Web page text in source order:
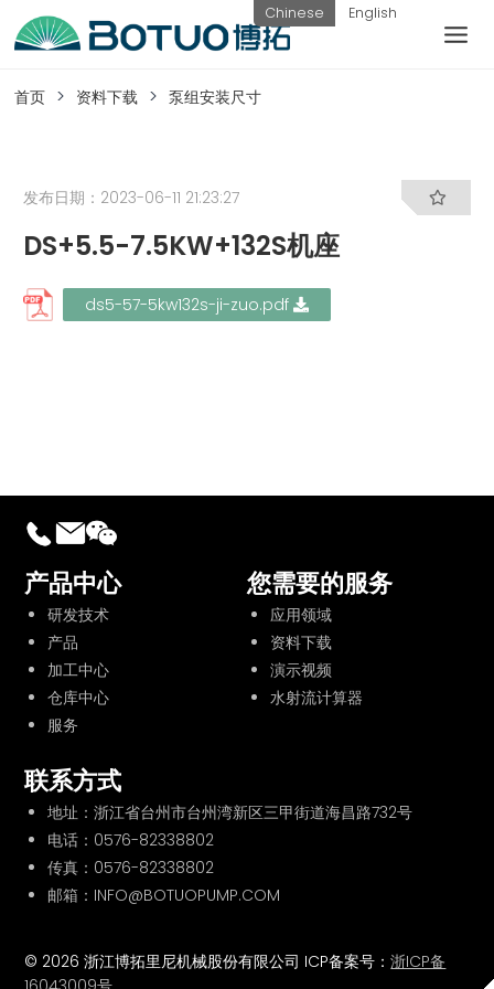
工作日热线
电话：
0576-
提交询
价
首页 资料下载 泵组安装尺寸
发布日期：2023-06-11 21:23:27
DS+5.5-7.5KW+132S机座
ds5-57-5kw132s-ji-zuo.pdf
产品中心
研发技术
产品
加工中心
仓库中心
服务
您需要的服务
应用领域
资料下载
演示视频
水射流计算器
联系方式
地址：浙江省台州市台州湾新区三甲街道海昌路732号
电话： 0576-82338802
传真：0576-82338802
邮箱：INFO@BOTUOPUMP.COM
© 2026 浙江博拓里尼机械股份有限公司 ICP备案号：浙ICP备
Chinese English